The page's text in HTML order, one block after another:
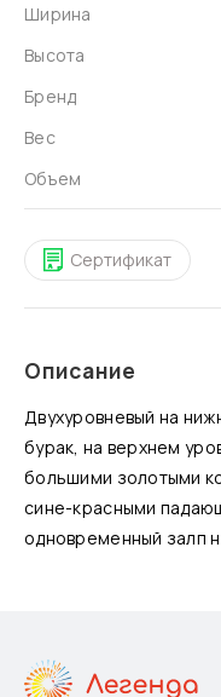
Ширина
Высота
Бренд
Вес
Объем
Сертификат
Описание
Двухуровневый на
бурак, на верхнем
большими золотыми
сине-красными
одновременный залп